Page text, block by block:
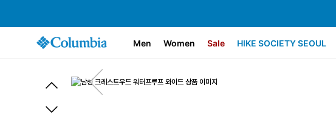
Men Women Sale HIKE SOCIETY SEOUL